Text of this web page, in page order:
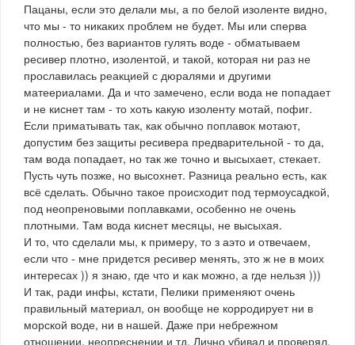
Пацаны, если это делали мы, а по белой изоленте видно,
что мы - то никаких проблем не будет. Мы или сперва
полностью, без вариантов гулять воде - обматываем
ресивер плотно, изолентой, и такой, которая ни раз не
прославилась реакцией с дюралями и другими
матеериалами. Да и что замечено, если вода не попадает
и не киснет там - то хоть какую изоленту мотай, пофиг.
Если приматывать так, как обычно поплавок мотают,
допустим без защиты ресивера предварительной - то да,
там вода попадает, но так же точно и высыхает, стекает.
Пусть чуть позже, но высохнет. Разница реально есть, как
всё сделать. Обычно такое происходит под термоусадкой,
под неопреновыми поплавками, особенно не очень
плотными. Там вода киснет месяцы, не высыхая.
И то, что сделали мы, к примеру, то з аэто и отвечаем,
если что - мне придется ресивер менять, это ж не в моих
интересах )) я знаю, где что и как можно, а где нельзя )))
И так, ради инфы, кстати, Пелики применяют очень
правильный материал, он вообще не корродирует ни в
морской воде, ни в нашей. Даже при небрежном
отношении, неопреснении и тд. Лично убивал и проверял,